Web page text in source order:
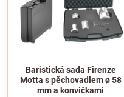
Baristická sada Firenze
Motta s pěchovadlem ø 58
mm a konvičkami